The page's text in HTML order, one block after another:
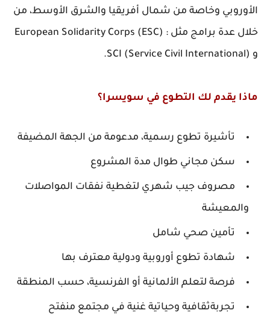
الأوروبي وخاصة من شمال أفريقيا والشرق الأوسط، من
خلال عدة برامج مثل : European Solidarity Corps (ESC)
و SCI (Service Civil International).
ماذا يقدم لك التطوع في سويسرا؟
تأشيرة تطوع رسمية، مدعومة من الجهة المضيفة
سكن مجاني طوال مدة المشروع
مصروف جيب شهري لتغطية نفقات المواصلات
والمعيشة
تأمين صحي شامل
شهادة تطوع أوروبية ودولية معترف بها
فرصة لتعلم الألمانية أو الفرنسية، حسب المنطقة
تجربةثقافية وحياتية غنية في مجتمع منفتح